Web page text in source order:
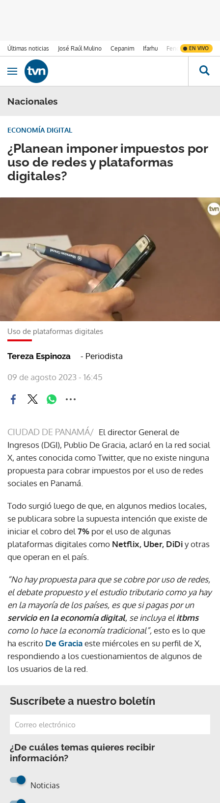
Últimas noticias José Raúl Mulino Cepanim Ifarhu Fenómeno de El
EN VIVO
Ir al contenido
Obrir navegació
Nacionales
¿Planean imponer impuestos por
uso de redes y plataformas
digitales?
ECONOMÍA DIGITAL
Uso de plataformas digitales
Tereza Espinoza - Periodista
09 de agosto 2023 - 16:45
CIUDAD DE PANAMÁ/ El director General de
Ingresos (DGI), Publio De Gracia, aclaró en la red social
X, antes conocida como Twitter, que no existe ninguna
propuesta para cobrar impuestos por el uso de redes
sociales en Panamá.
Todo surgió luego de que, en algunos medios locales,
se publicara sobre la supuesta intención que existe de
iniciar el cobro del 7% por el uso de algunas
plataformas digitales como Netflix, Uber, DiDiy otras
que operan en el país.
“No hay propuesta para que se cobre por uso de redes,
el debate propuesto y el estudio tributario como ya hay
en la mayoría de los países, es que si pagas por un
servicio en la economía digital, se incluya elitbms
como lo hace la economía tradicional”,esto es lo que
ha escrito De Graciaeste miércoles en su perfil de X,
respondiendo a los cuestionamientos de algunos de
los usuarios de la red.
Suscríbete a nuestro boletín
¿De cuáles temas quieres recibir
información?
Noticias